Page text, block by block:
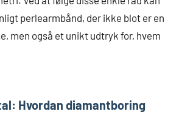
perlearmbånd, der ikke blot er en
men også et unikt udtryk for, hvem
Hvordan diamantboring